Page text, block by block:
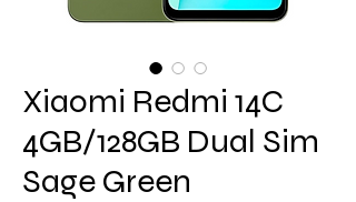
Xiaomi Redmi 14C
4GB/128GB Dual Sim
Sage Green